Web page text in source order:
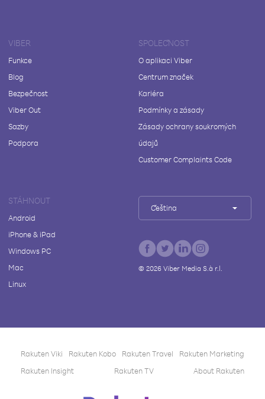
VIBER
Funkce
Blog
Bezpečnost
Viber Out
Sazby
Podpora
SPOLEČNOST
O aplikaci Viber
Centrum značek
Kariéra
Podmínky a zásady
Zásady ochrany soukromých
údajů
Customer Complaints Code
STÁHNOUT
Android
iPhone & iPad
Windows PC
Mac
Linux
Čeština
© 2026Viber Media S.à r.l.
Rakuten Viki Rakuten Kobo Rakuten Travel
Rakuten Marketing
Rakuten Insight
Rakuten TV About Rakuten